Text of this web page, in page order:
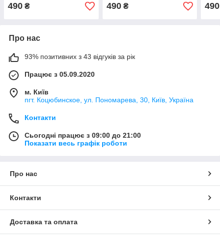
490 ₴ 490₴ 490
Про нас
93% позитивних з 43 відгуків за рік
Працює з 05.09.2020
м. Київ
пгт. Коцюбинское, ул. Пономарева, 30, Київ, Україна
Контакти
Сьогодні працює з 09:00 до 21:00
Показати весь графік роботи
Про нас
Контакти
Доставка та оплата